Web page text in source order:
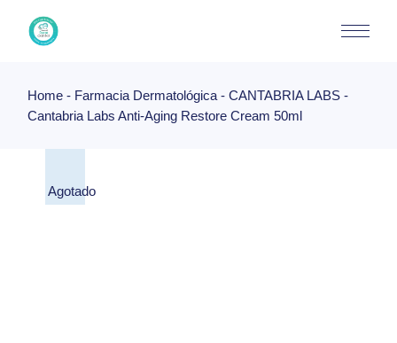
content
Home Farmacia Dermatológica
CANTABRIA LABS
Cantabria Labs Anti-Aging Restore Cream 50ml
Agotado